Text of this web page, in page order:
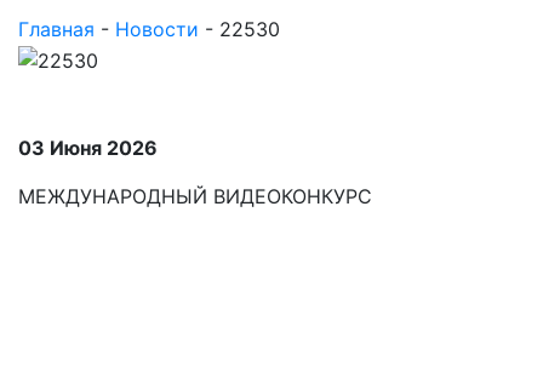
Главная - Новости - 22530
03 Июня 2026
МЕЖДУНАРОДНЫЙ ВИДЕОКОНКУРС